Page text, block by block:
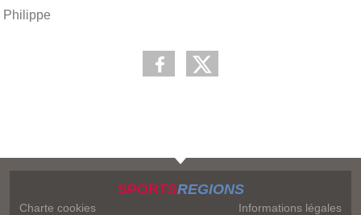
Philippe
SPORTSREGIONS
Charte cookies
Informations légales